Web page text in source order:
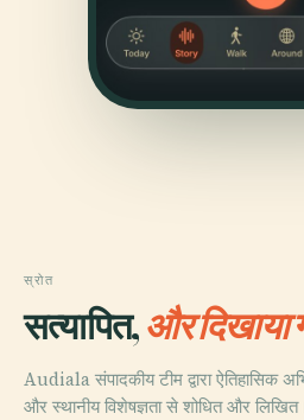
स्रोत
सत्यापित,और दिखाया
Audiala संपादकीय टीम द्वारा ऐतिहासिक
और स्थानीय विशेषज्ञता से शोधित और